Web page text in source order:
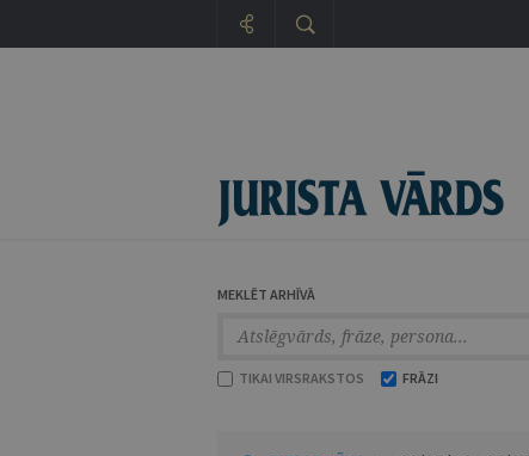
MEKLĒT ARHĪVĀ
TIKAI VIRSRAKSTOS FRĀZI